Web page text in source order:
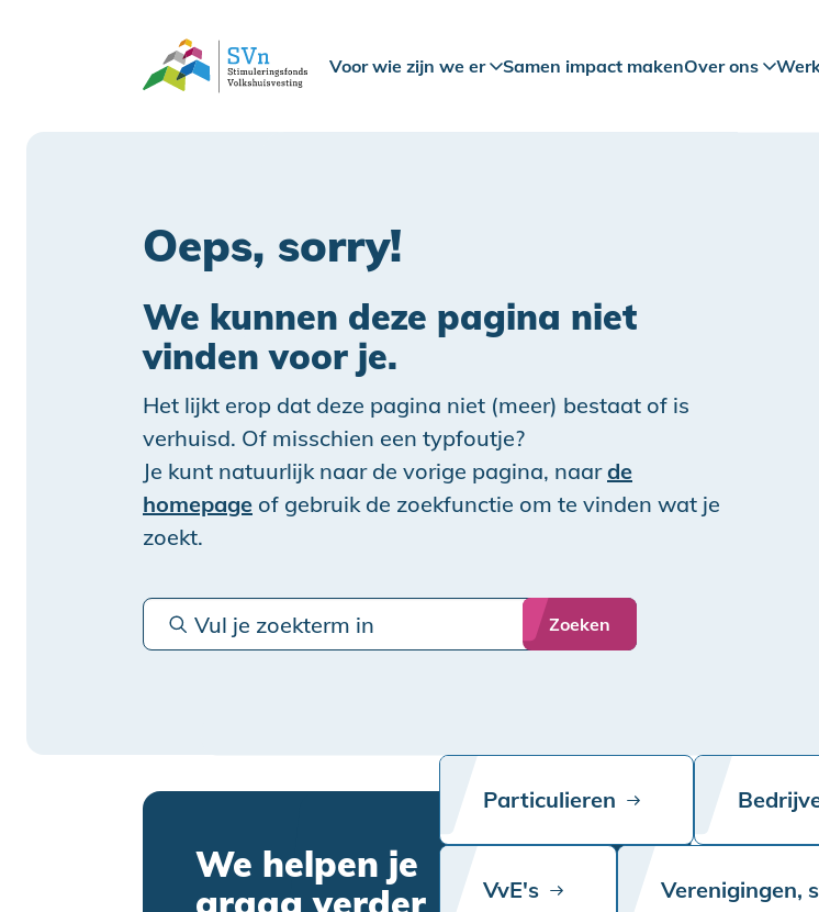
Voor wie zijn we er Samen impact makenOver ons
Oeps, sorry!
We kunnen deze pagina niet
vinden voor je.
Het lijkt erop dat deze pagina niet (meer) bestaat of is
verhuisd. Of misschien een typfoutje?
Je kunt natuurlijk naar de vorige pagina, naarde
homepage of gebruik de zoekfunctie om te vinden wat je
zoekt.
Zoeken
We helpen je
graag verder
Particulieren
VvE's Verenigingen,